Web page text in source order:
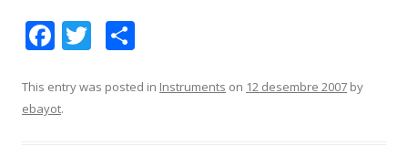
F
e
b
T
itt m
This entry was posted in Instruments on 12 desembre 2007 by
ebayot.